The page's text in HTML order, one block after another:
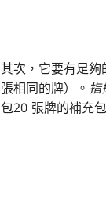
其次，它要有足
張相同的牌）。 指
包20 張牌的補充